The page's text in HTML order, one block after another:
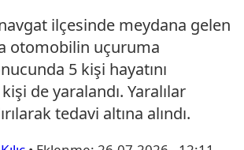
ilçesinde meydana gelen
otomobilin uçuruma
5 kişi hayatını
de yaralandı. Yaralılar
tedavi altına alındı.